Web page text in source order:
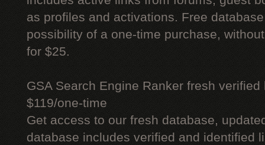
as profiles and activations. Free
possibility of a one-time purchase,
for $25.
GSA Search Engine Ranker fresh verified
$119/one-time
Get access to our fresh database,
database includes verified and identified